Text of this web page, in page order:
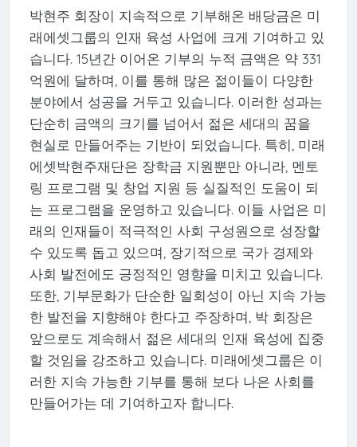
박현주 회장이 지속적으로 기부해온 배당금은 미
래에셋그룹의 인재 육성 사업에 크게 기여하고 있
습니다. 15년간 이어온 기부의 누적 금액은 약 331
억원에 달하며, 이를 통해 많은 젊이들이 다양한
분야에서 성공을 거두고 있습니다. 이러한 성과는
단순히 금액의 크기를 넘어서 젊은 세대의 꿈을
현실로 만들어주는 기반이 되었습니다. 특히, 미래
에셋박현주재단은 장학금 지원뿐만 아니라, 멘토
링 프로그램 및 창업 지원 등 실질적인 도움이 되
는 프로그램을 운영하고 있습니다. 이들 사업은 미
래의 인재들이 적극적인 사회 구성원으로 성장할
수 있도록 돕고 있으며, 장기적으로 국가 경제와
사회 발전에도 긍정적인 영향을 미치고 있습니다.
또한, 기부문화가 단순한 일회성이 아닌 지속 가능
한 발전을 지향해야 한다고 주장하며, 박 회장은
앞으로도 계속해서 젊은 세대의 인재 육성에 집중
할 것임을 강조하고 있습니다. 미래에셋그룹은 이
러한 지속 가능한 기부를 통해 보다 나은 사회를
만들어가는 데 기여하고자 합니다.